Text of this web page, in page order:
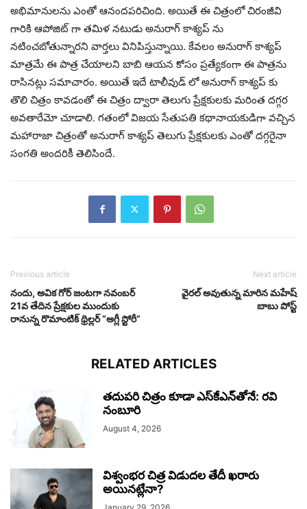
అభిమానులను ఎంతో ఆనందపరిచింది. అయితే ఈ చిత్రంలో చిరంజీవి
గారికి ఆపోజిట్ గా తమిళ నటుడు అనురాగ్ కాశ్యప్ ను
నటించబోతున్నారని వార్తలు వినిపిస్తున్నాయి. కేవలం అనురాగ్ కాశ్యప్
మాత్రమే ఈ పాత్ర చేయాలని బాబి ఆయన కోసం ప్రత్యేకంగా ఈ పాత్రను
రాసినట్లు సమాచారం. అయితే ఇదే టాలీవుడ్ లో అనురాగ్ కాశ్యప్ కు
తొలి చిత్రం కావడంతో ఈ చిత్రం ద్వారా తెలుగు ప్రేక్షకులకు మరింత దగ్గర
అవతారేమో చూడాలి. గతంలో విజయ సేతుపతి కథానాయకుడిగా వచ్చిన
మహారాజా చిత్రంతో అనురాగ్ కాశ్యప్ తెలుగు ప్రేక్షకులకు ఎంతో దగ్గరైనా
సంగతి అందరికీ తెలిసిందే.
Previous article
నందు, అవిక గోర్ జంటగా నవంబర్
21వ తేదిన ప్రేక్షకుల ముందుకు
రానున్న రొమాంటిక్ థ్రిల్లర్ “అగ్లీ స్టోరీ”
Next article
వైరల్ అవుతున్న మారిన మహేష్
బాబు పోస్ట్
RELATED ARTICLES
తదుపరి చిత్రం కూడా ఎస్‌కేఎన్‌తోనే: రవి
నంబూరి
August 4, 2026
విశ్వంభర చిత్ర విడుదల తేదీ ఖరారు
అయినట్లేనా?